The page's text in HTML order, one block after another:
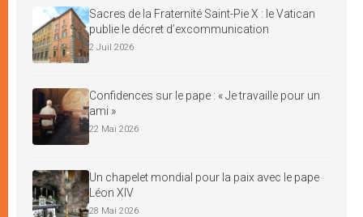
Sacres de la Fraternité Saint-Pie X : le Vatican
publie le décret d’excommunication
2 Juil 2026
Confidences sur le pape : « Je travaille pour un
ami »
22 Mai 2026
Un chapelet mondial pour la paix avec le pape
Léon XIV
28 Mai 2026